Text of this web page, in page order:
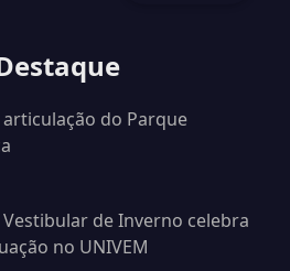
do Parque
de Inverno celebra
no UNIVEM